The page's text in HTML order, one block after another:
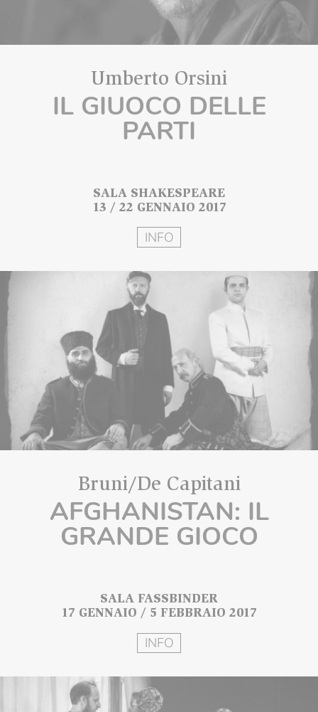
Umberto Orsini
IL GIUOCO DELLE
PARTI
SALA SHAKESPEARE
13 / 22 GENNAIO 2017
INFO
Bruni/De Capitani
AFGHANISTAN: IL
GRANDE GIOCO
SALA FASSBINDER
17 GENNAIO / 5 FEBBRAIO 2017
INFO